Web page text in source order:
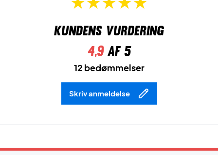
Kundens vurdering
4,9af 5
12 bedømmelser
Skriv anmeldelse